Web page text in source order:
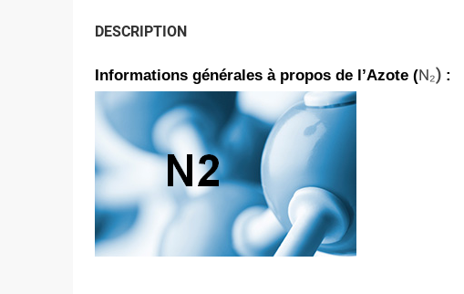
DESCRIPTION
Informations générales à propos de l’Azote (N₂) :